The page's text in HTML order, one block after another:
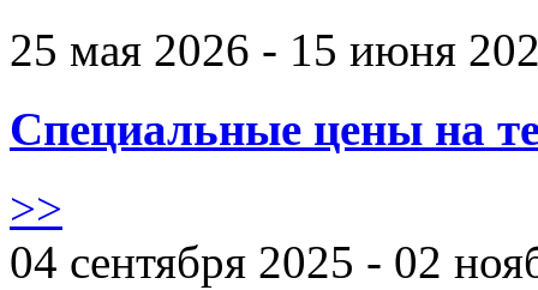
25 мая 2026 - 15 июня
Специальные цены на
>>
04 сентября 2025 - 02